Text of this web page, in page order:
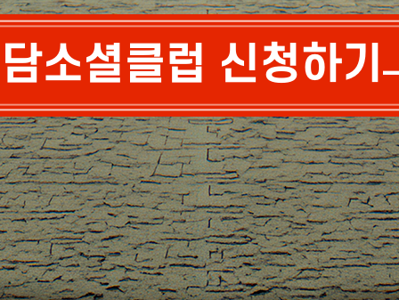
소셜클럽 신청하기